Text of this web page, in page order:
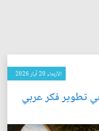
الأربعاء 20 آيار 2026
تطوير فكر عربي